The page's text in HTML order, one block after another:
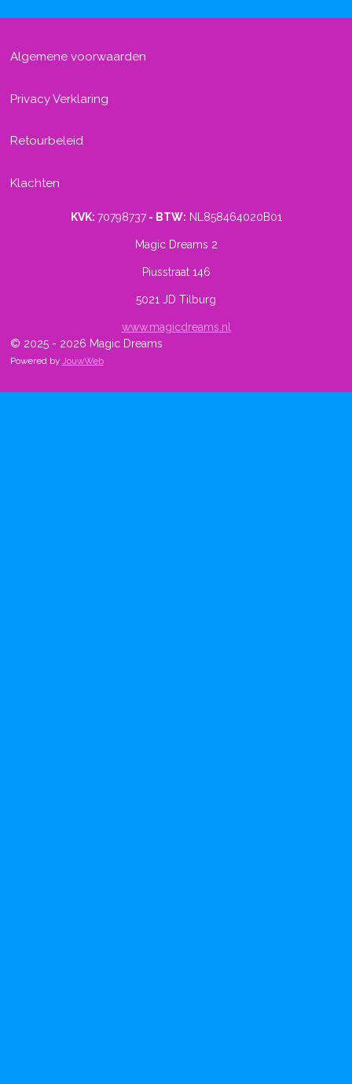
Algemene voorwaarden
Privacy Verklaring
Retourbeleid
Klachten
KVK: 70798737- BTW: NL858464020B01
Magic Dreams 2
Piusstraat 146
5021 JD Tilburg
www.magicdreams.nl
© 2025 - 2026 Magic Dreams
Powered by JouwWeb